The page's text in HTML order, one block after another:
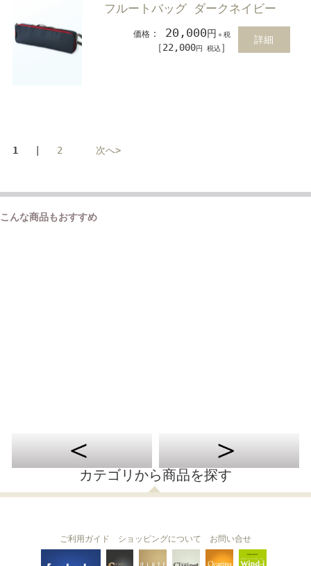
フルートバッグ ダークネイビー
価格 ： 20,000円 ＋税
［22,000円 税込 ］
詳細
1 2 次へ>
こんな商品もおすすめ
カテゴリから商品を探す
ご利用ガイド ショッピングについて お問い合せ